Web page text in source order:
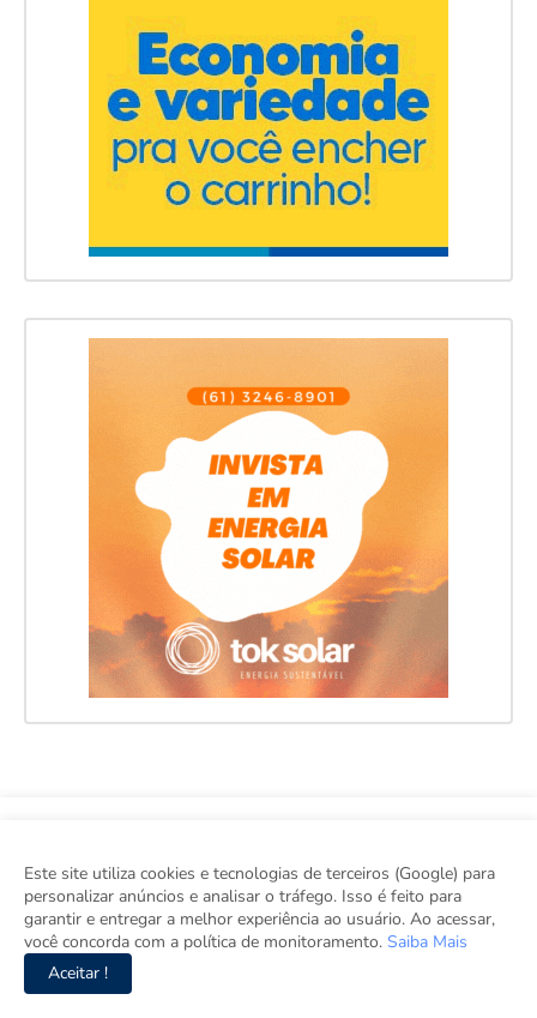
viva, o seu site de notícias. Aqui tem informação de verdade com
imparcialidade.DRT 0010556.
Este site utiliza cookies e tecnologias de terceiros (Google) para
personalizar anúncios e analisar o tráfego. Isso é feito para
garantir e entregar a melhor experiência ao usuário. Ao acessar,
você concorda com a política de monitoramento. Saiba Mais
Aceitar !